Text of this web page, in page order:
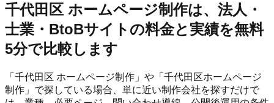
千代田区 ホームページ制作は、法人・
士業・BtoBサイトの料金と実績を無料
5分で比較します
「千代田区 ホームページ制作」や「千代田区ホームページ
制作」で探している場合、単に近い制作会社を探すだけで